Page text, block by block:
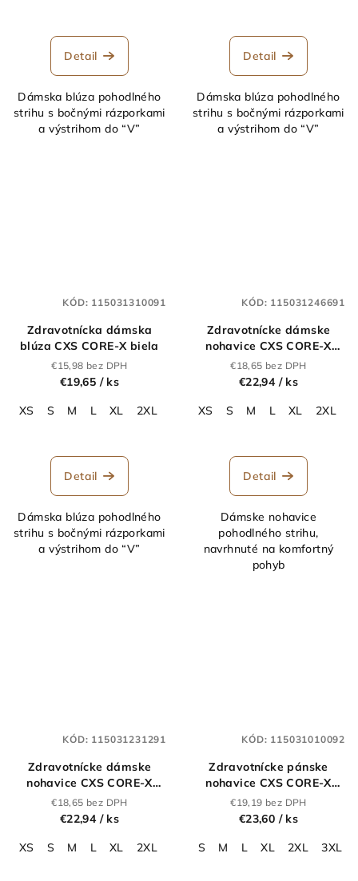
Detail
Dámska blúza pohodlného
strihu s bočnými rázporkami
a výstrihom do “V”
Detail
Dámska blúza pohodlného
strihu s bočnými rázporkami
a výstrihom do “V”
Zdravotnícka dámska
blúza CXS CORE-X biela
€15,98 bez DPH
€19,65 / ks
XS
S M L XL 2XL
Detail
Dámska blúza pohodlného
strihu s bočnými rázporkami
a výstrihom do “V”
KÓD: 115031310091
Zdravotnícke dámske
nohavice CXS CORE-X
petrolejové
€18,65 bez DPH
€22,94 / ks
XS
S M L XL 2XL
Detail
Dámske nohavice
pohodlného strihu,
navrhnuté na komfortný
pohyb
KÓD: 115031246691
Zdravotnícke dámske
nohavice CXS CORE-X
staroružové
€18,65 bez DPH
€22,94 / ks
XS
S M L XL 2XL
KÓD: 115031231291
Zdravotnícke pánske
nohavice CXS CORE-X
biele
€19,19 bez DPH
€23,60 / ks
S
M L XL 2XL 3XL
KÓD: 115031010092